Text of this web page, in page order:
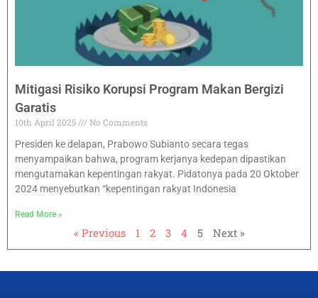
Mitigasi Risiko Korupsi Program Makan Bergizi
Garatis
10th April 2025
No Comments
Presiden ke delapan, Prabowo Subianto secara tegas
menyampaikan bahwa, program kerjanya kedepan dipastikan
mengutamakan kepentingan rakyat. Pidatonya pada 20 Oktober
2024 menyebutkan “kepentingan rakyat Indonesia
Read More »
« Previous 1 2 3 4 5 Next »